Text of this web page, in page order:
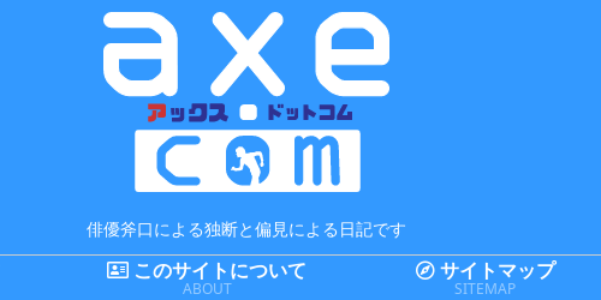
俳優斧口による独断と偏見による日記です
このサイトについて
ABOUT
サイトマップ
SITEMAP